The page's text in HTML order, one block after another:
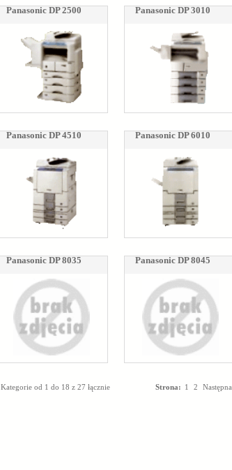
Panasonic DP 2500 Panasonic DP 3010
Panasonic DP 4510 Panasonic DP 6010
Panasonic DP 8035 Panasonic DP 8045
Kategorie od 1 do 18 z 27 łącznie Strona: 1 2 Następna